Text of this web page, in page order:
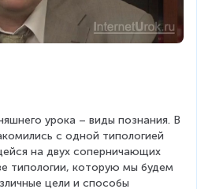
урока – виды познания. В
с одной типологией
на двух соперничающих
типологии, которую мы будем
цели и способы